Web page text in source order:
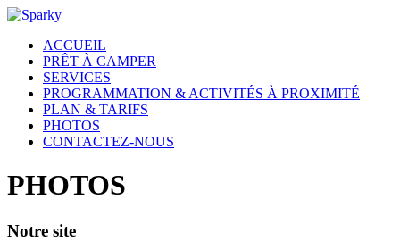
ACCUEIL
PRÊT À CAMPER
SERVICES
PROGRAMMATION & ACTIVITÉS À PROXIMITÉ
PLAN & TARIFS
PHOTOS
CONTACTEZ-NOUS
PHOTOS
Notre site